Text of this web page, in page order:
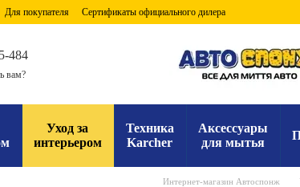
Для покупателя Сертификаты официального дилера
484
вам?
Уход за
интерьером
Техника
Karcher
Аксессуары
для мытья
Интернет-магазин Автоспонж